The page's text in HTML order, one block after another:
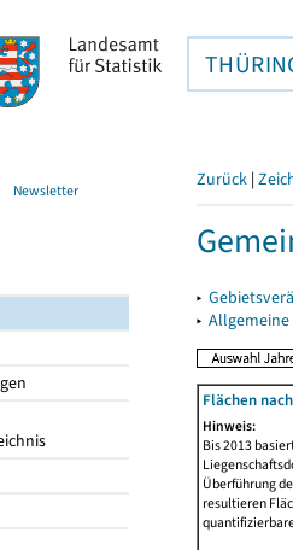
Newsletter Zurück |
▸
▸
Flächen
Hinweis:
Bis 2013
Überführung
resultieren